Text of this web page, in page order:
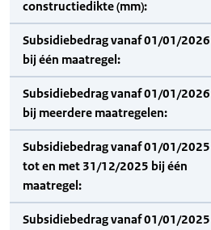
constructiedikte (mm):
Subsidiebedrag vanaf 01/01/2026
bij één maatregel:
Subsidiebedrag vanaf 01/01/2026
bij meerdere maatregelen:
Subsidiebedrag vanaf 01/01/2025
tot en met 31/12/2025 bij één
maatregel:
Subsidiebedrag vanaf 01/01/2025